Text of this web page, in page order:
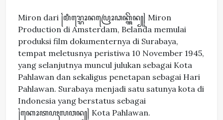
Miron dari ꧌ꦩꦶꦫ꧀ꦫꦺꦴꦤꦥꦿꦺꦴꦣꦏ꧀ꦯꦼꦤ꧀꧍ Miron
Production di Amsterdam, Belanda memulai
produksi film dokumenternya di Surabaya,
tempat meletusnya peristiwa 10 November 1945,
yang selanjutnya muncul julukan sebagai Kota
Pahlawan dan sekaligus penetapan sebagai Hari
Pahlawan. Surabaya menjadi satu satunya kota di
Indonesia yang berstatus sebagai
꧌ꦏꦺꦴꦠꦥꦃꦭꦮꦤ꧀꧍ Kota Pahlawan.